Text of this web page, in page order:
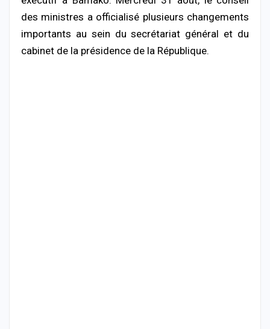
des ministres a officialisé plusieurs changements
importants au sein du secrétariat général et du
cabinet de la présidence de la République.